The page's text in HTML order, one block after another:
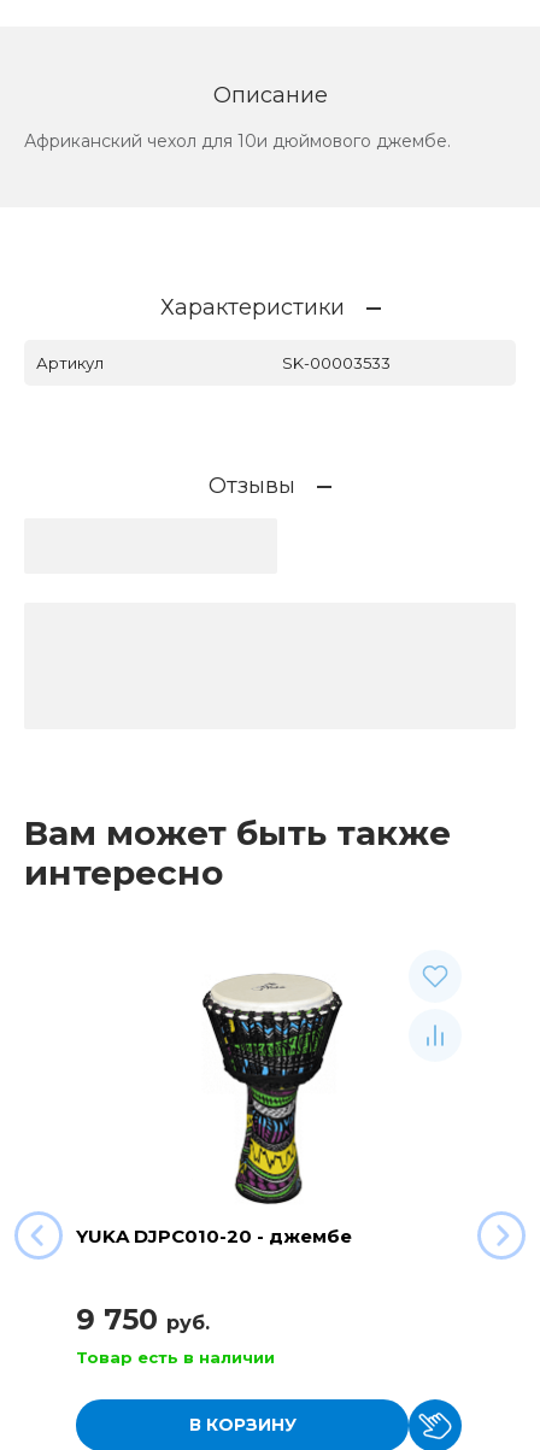
Описание
Африканский чехол для 10и дюймового джембе.
Характеристики
Артикул SK-00003533
Отзывы
Вам может быть также
интересно
YUKA DJPC010-20 - джембе
9 750 руб.
Товар есть в наличии
В КОРЗИНУ